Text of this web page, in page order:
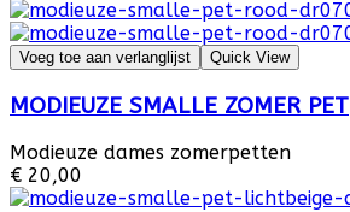
Voeg toe aan verlanglijst Quick View
MODIEUZE SMALLE ZOMER PET
Modieuze dames zomerpetten
€ 20,00